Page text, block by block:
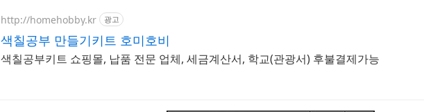
http://homehobby.kr 광고
색칠공부 만들기키트 호미호비
색칠공부키트 쇼핑몰, 납품 전문 업체, 세금계산서, 학교(관광서) 후불결제가능